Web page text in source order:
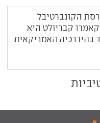
הקונברטיבל
קבריולט היא
בהיררכיה האמריקאית